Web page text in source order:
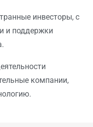
инвесторы, с
и поддержки
компании,